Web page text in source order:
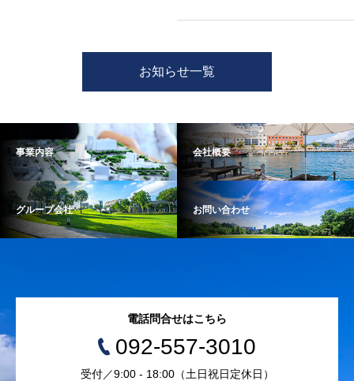
お知らせ一覧
事業内容 会社概要
グループ会社 お問い合わせ
電話問合せはこちら
092-557-3010
受付／9:00 - 18:00（土日祝日定休日）